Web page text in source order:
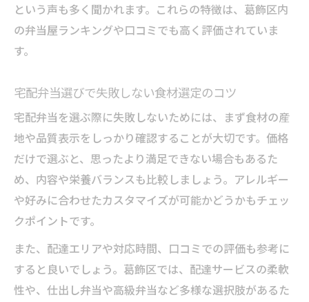
という声も多く聞かれます。これらの特徴は、葛飾区内
の弁当屋ランキングや口コミでも高く評価されていま
す。
宅配弁当選びで失敗しない食材選定のコツ
宅配弁当を選ぶ際に失敗しないためには、まず食材の産
地や品質表示をしっかり確認することが大切です。価格
だけで選ぶと、思ったより満足できない場合もあるた
め、内容や栄養バランスも比較しましょう。アレルギー
や好みに合わせたカスタマイズが可能かどうかもチェッ
クポイントです。
また、配達エリアや対応時間、口コミでの評価も参考に
すると良いでしょう。葛飾区では、配達サービスの柔軟
性や、仕出し弁当や高級弁当など多様な選択肢があるた